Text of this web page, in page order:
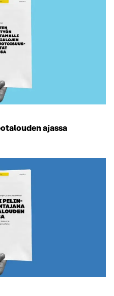
ajassa